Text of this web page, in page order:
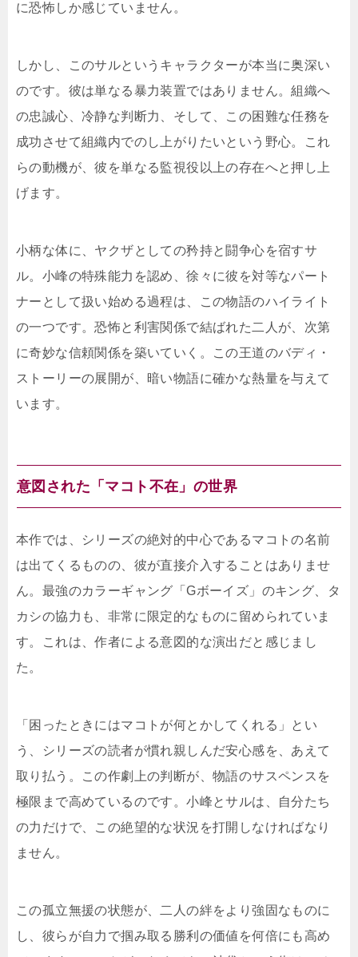
に恐怖しか感じていません。
しかし、このサルというキャラクターが本当に奥深い
のです。彼は単なる暴力装置ではありません。組織へ
の忠誠心、冷静な判断力、そして、この困難な任務を
成功させて組織内でのし上がりたいという野心。これ
らの動機が、彼を単なる監視役以上の存在へと押し上
げます。
小柄な体に、ヤクザとしての矜持と闘争心を宿すサ
ル。小峰の特殊能力を認め、徐々に彼を対等なパート
ナーとして扱い始める過程は、この物語のハイライト
の一つです。恐怖と利害関係で結ばれた二人が、次第
に奇妙な信頼関係を築いていく。この王道のバディ・
ストーリーの展開が、暗い物語に確かな熱量を与えて
います。
意図された「マコト不在」の世界
本作では、シリーズの絶対的中心であるマコトの名前
は出てくるものの、彼が直接介入することはありませ
ん。最強のカラーギャング「Gボーイズ」のキング、タ
カシの協力も、非常に限定的なものに留められていま
す。これは、作者による意図的な演出だと感じまし
た。
「困ったときにはマコトが何とかしてくれる」とい
う、シリーズの読者が慣れ親しんだ安心感を、あえて
取り払う。この作劇上の判断が、物語のサスペンスを
極限まで高めているのです。小峰とサルは、自分たち
の力だけで、この絶望的な状況を打開しなければなり
ません。
この孤立無援の状態が、二人の絆をより強固なものに
し、彼らが自力で掴み取る勝利の価値を何倍にも高め